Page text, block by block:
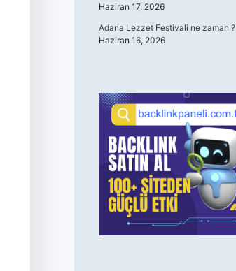
Haziran 17, 2026
Adana Lezzet Festivali ne zaman ?
Haziran 16, 2026